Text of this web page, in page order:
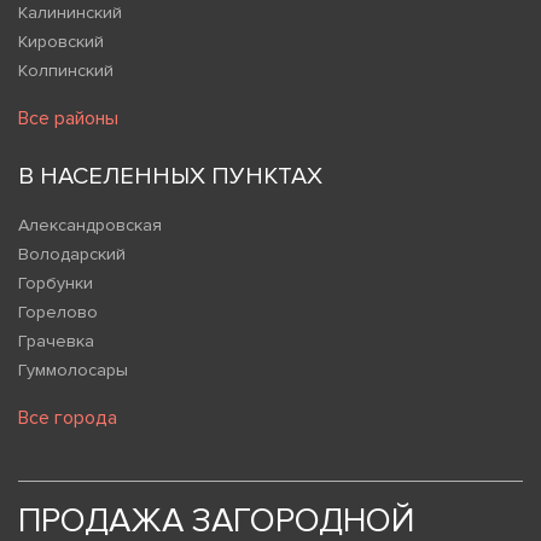
Калининский
Кировский
Колпинский
Все районы
В НАСЕЛЕННЫХ ПУНКТАХ
Александровская
Володарский
Горбунки
Горелово
Грачевка
Гуммолосары
Все города
ПРОДАЖА ЗАГОРОДНОЙ